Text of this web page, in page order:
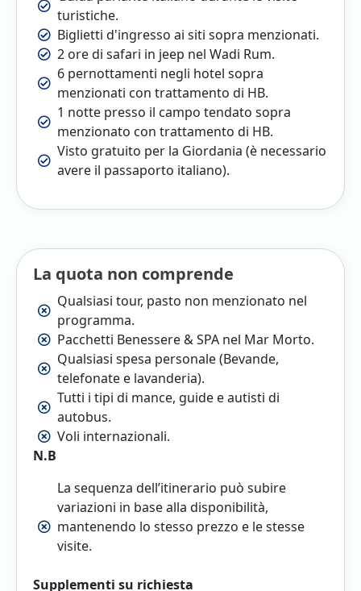
turistiche.
Biglietti d'ingresso ai siti sopra menzionati.
2 ore di safari in jeep nel Wadi Rum.
6 pernottamenti negli hotel sopra
menzionati con trattamento di HB.
1 notte presso il campo tendato sopra
menzionato con trattamento di HB.
Visto gratuito per la Giordania (è necessario
avere il passaporto italiano).
La quota non comprende
Qualsiasi tour, pasto non menzionato nel
programma.
Pacchetti Benessere & SPA nel Mar Morto.
Qualsiasi spesa personale (Bevande,
telefonate e lavanderia).
Tutti i tipi di mance, guide e autisti di
autobus.
Voli internazionali.
N.B
La sequenza dell’itinerario può subire
variazioni in base alla disponibilità,
mantenendo lo stesso prezzo e le stesse
visite.
Supplementi su richiesta